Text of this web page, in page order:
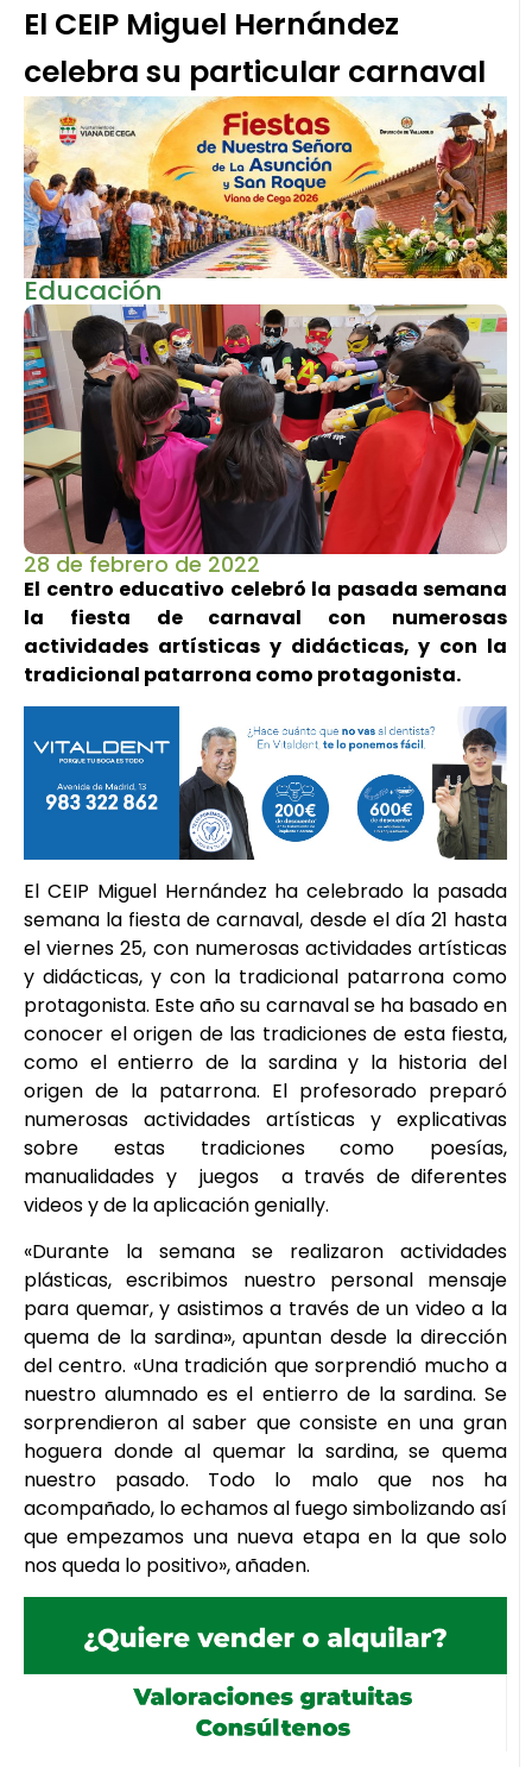
El CEIP Miguel Hernández
celebra su particular carnaval
Educación
28 de febrero de 2022
El centro educativo celebró la pasada semana
la fiesta de carnaval con numerosas
actividades artísticas y didácticas, y con la
tradicional patarrona como protagonista.
El CEIP Miguel Hernández ha celebrado la pasada
semana la fiesta de carnaval, desde el día 21 hasta
el viernes 25, con numerosas actividades artísticas
y didácticas, y con la tradicional patarrona como
protagonista. Este año su carnaval se ha basado en
conocer el origen de las tradiciones de esta fiesta,
como el entierro de la sardina y la historia del
origen de la patarrona. El profesorado preparó
numerosas actividades artísticas y explicativas
sobre estas tradiciones como poesías,
manualidades y juegos a través de diferentes
videos y de la aplicación genially.
«Durante la semana se realizaron actividades
plásticas, escribimos nuestro personal mensaje
para quemar, y asistimos a través de un video a la
quema de la sardina», apuntan desde la dirección
del centro. «Una tradición que sorprendió mucho a
nuestro alumnado es el entierro de la sardina. Se
sorprendieron al saber que consiste en una gran
hoguera donde al quemar la sardina, se quema
nuestro pasado. Todo lo malo que nos ha
acompañado, lo echamos al fuego simbolizando así
que empezamos una nueva etapa en la que solo
nos queda lo positivo», añaden.